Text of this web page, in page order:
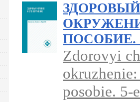
ПОСОБИЕ.
Zdorovyi
posobie. 5-